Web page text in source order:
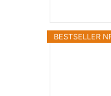
BESTSELLER